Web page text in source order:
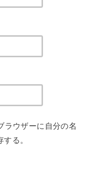
ラウザーに自分の名
る。